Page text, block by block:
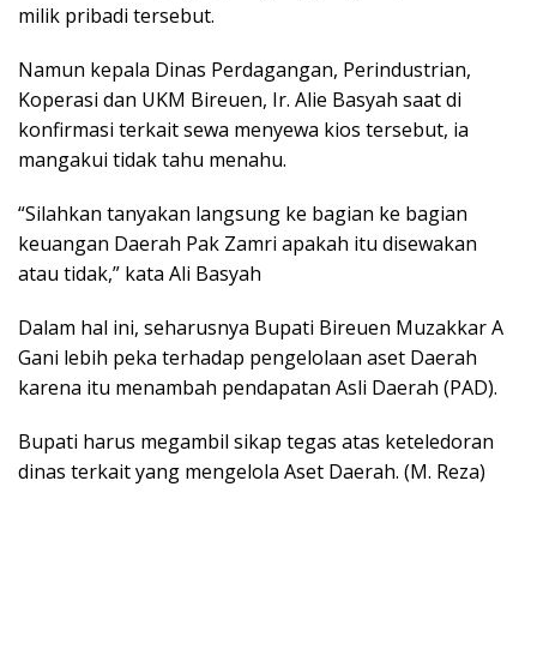
milik pribadi tersebut.
Namun kepala Dinas Perdagangan, Perindustrian,
Koperasi dan UKM Bireuen, Ir. Alie Basyah saat di
konfirmasi terkait sewa menyewa kios tersebut, ia
mangakui tidak tahu menahu.
“Silahkan tanyakan langsung ke bagian ke bagian
keuangan Daerah Pak Zamri apakah itu disewakan
atau tidak,” kata Ali Basyah
Dalam hal ini, seharusnya Bupati Bireuen Muzakkar A
Gani lebih peka terhadap pengelolaan aset Daerah
karena itu menambah pendapatan Asli Daerah (PAD).
Bupati harus megambil sikap tegas atas keteledoran
dinas terkait yang mengelola Aset Daerah. (M. Reza)